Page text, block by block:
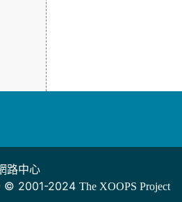
路中心
© 2001-2024 The XOOPS Project